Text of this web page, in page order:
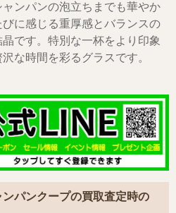
ンパンの泡立ちまでも華やか
に感じる重厚感とバランスの
です。特別な一杯をより印象
な時間を彩るグラスです。
パンクープの買取査定時の